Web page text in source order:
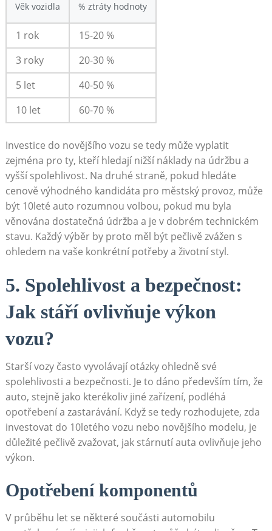
Věk vozidla %⁤ ztráty hodnoty
1 rok
15-20​ %
3 ⁣roky
20-30 %
5 let
40-50 %
10 let
60-70 ​%
Investice‌ do⁣ novějšího vozu ⁢se tedy ‌může ‍vyplatit
zejména pro ty, kteří hledají nižší náklady na údržbu a​
vyšší spolehlivost. Na ⁣druhé straně, pokud hledáte
cenově výhodného kandidáta pro městský provoz, může
být 10leté auto rozumnou volbou, pokud mu byla
věnována‍ dostatečná ​údržba a je v dobrém technickém
⁣stavu. Každý výběr by proto měl být pečlivě zvážen s
ohledem‍ na vaše konkrétní potřeby a životní styl.
5. ⁣Spolehlivost a bezpečnost:
Jak⁤ stáří⁢ ovlivňuje výkon
vozu?
Starší vozy často vyvolávají ⁤otázky ⁤ohledně své
spolehlivosti a bezpečnosti. Je⁣ to ⁢dáno především tím, že
auto, stejně​ jako kterékoliv ⁣jiné zařízení, podléhá
opotřebení a zastarávání.⁣ Když se tedy rozhodujete,⁤ zda
investovat do 10letého ⁢vozu nebo novějšího modelu, je
důležité pečlivě zvažovat, jak⁣ stárnutí auta ovlivňuje jeho
výkon.
Opotřebení ⁢komponentů
V​ průběhu let se některé součásti automobilu